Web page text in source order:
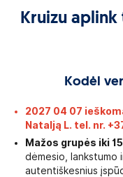
Kruizu aplink
Kodėl
2027 04 07
Natalją L. tel. nr.
Mažos grupės iki
dėmesio, lankstumo
autentiškesnius